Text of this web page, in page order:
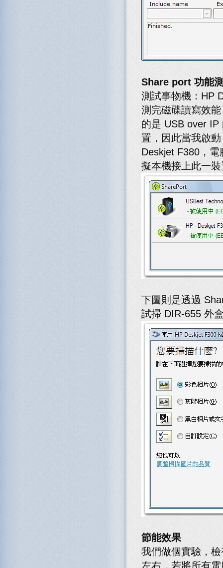
Share port 功能
測試事物機：HP
測完磁碟讀寫效
的是 USB over IP
置，因此當我啟
Deskjet F380，
擬本機接上此一
下圖則是透過
試掃 DIR-655 外
節能效果
我們做個實驗，
左右，若將所有